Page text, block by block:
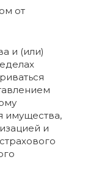
от
и (или)
имущества,
и